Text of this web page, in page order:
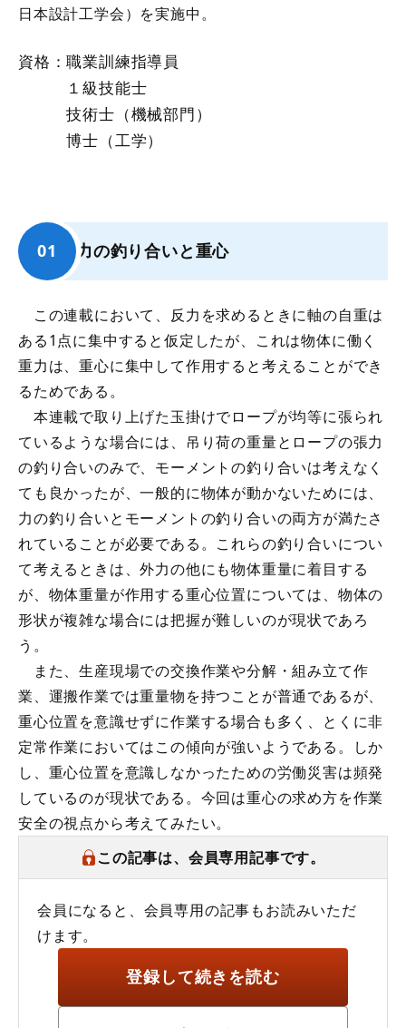
日本設計工学会）を実施中。
資格：職業訓練指導員
１級技能士
技術士（機械部門）
博士（工学）
力の釣り合いと重心
この連載において、反力を求めるときに軸の自重は
ある1点に集中すると仮定したが、これは物体に働く
重力は、重心に集中して作用すると考えることができ
るためである。
本連載で取り上げた玉掛けでロープが均等に張られ
ているような場合には、吊り荷の重量とロープの張力
の釣り合いのみで、モーメントの釣り合いは考えなく
ても良かったが、一般的に物体が動かないためには、
力の釣り合いとモーメントの釣り合いの両方が満たさ
れていることが必要である。これらの釣り合いについ
て考えるときは、外力の他にも物体重量に着目する
が、物体重量が作用する重心位置については、物体の
形状が複雑な場合には把握が難しいのが現状であろ
う。
また、生産現場での交換作業や分解・組み立て作
業、運搬作業では重量物を持つことが普通であるが、
重心位置を意識せずに作業する場合も多く、とくに非
定常作業においてはこの傾向が強いようである。しか
し、重心位置を意識しなかったための労働災害は頻発
しているのが現状である。今回は重心の求め方を作業
安全の視点から考えてみたい。
この記事は、会員専用記事です。
会員になると、会員専用の記事もお読みいただ
けます。
登録して続きを読む